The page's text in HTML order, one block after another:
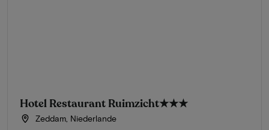
Hotel Restaurant Ruimzicht★★★
Zeddam, Niederlande